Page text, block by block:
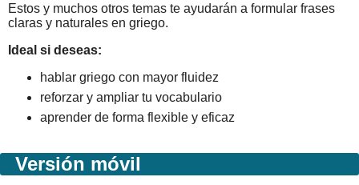
Estos y muchos otros temas te ayudarán a formular frases
claras y naturales en griego.
Ideal si deseas:
hablar griego con mayor fluidez
reforzar y ampliar tu vocabulario
aprender de forma flexible y eficaz
Versión móvil